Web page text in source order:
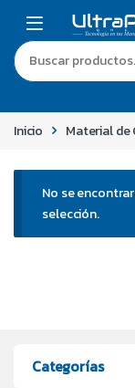
Inicio Material
No se
selección.
Categorías